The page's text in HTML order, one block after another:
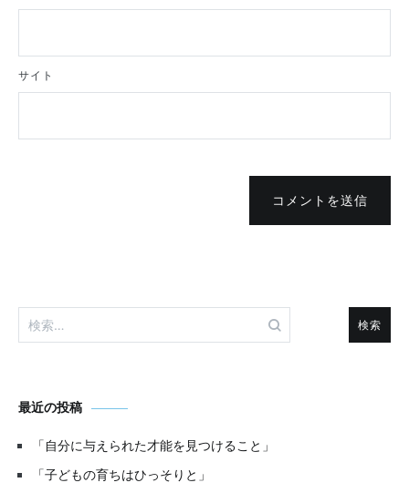
サイト
コメントを送信
検
索:
最近の投稿
「自分に与えられた才能を見つけること」
「子どもの育ちはひっそりと」